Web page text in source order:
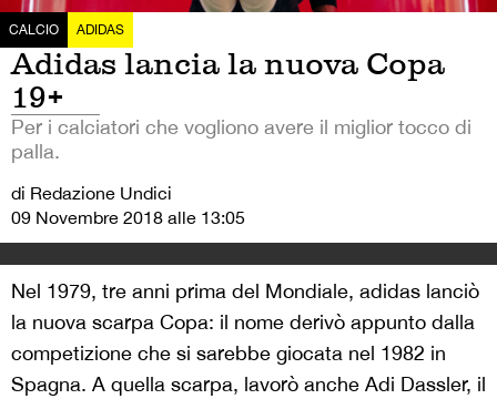
CALCIO ADIDAS
Adidas lancia la nuova Copa
19+
Per i calciatori che vogliono avere il miglior tocco di
palla.
di Redazione Undici
09 Novembre 2018 alle 13:05
Nel 1979, tre anni prima del Mondiale, adidas lanciò
la nuova scarpa Copa: il nome derivò appunto dalla
competizione che si sarebbe giocata nel 1982 in
Spagna. A quella scarpa, lavorò anche Adi Dassler, il